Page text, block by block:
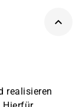
realisieren